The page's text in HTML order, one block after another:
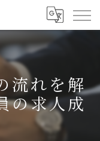
流れを解
の求人成